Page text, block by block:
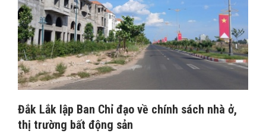
Đắk Lắk lập Ban Chỉ đạo về chính sách nhà ở,
thị trường bất động sản